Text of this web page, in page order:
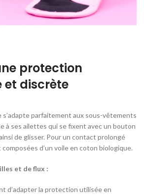
protection
discrète
parfaitement aux sous-vêtements
à ses ailettes qui se fixent avec un bouton
de glisser. Pour un contact prolongé
d’un voile en coton biologique.
et de flux :
d’adapter la protection utilisée en